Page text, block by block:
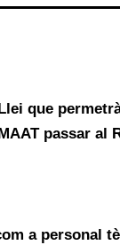
que
passar al
a personal